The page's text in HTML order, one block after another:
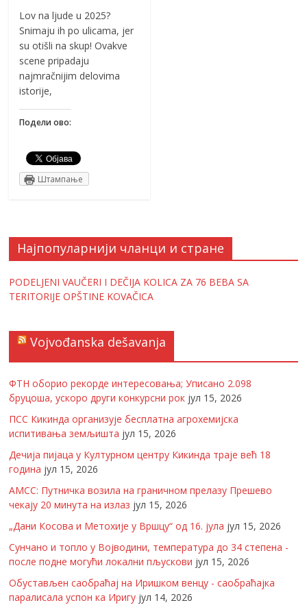
Lov na ljude u 2025?
Snimaju ih po ulicama, jer
su otišli na skup! Ovakve
scene pripadaju
najmračnijim delovima
istorije,
Подели ово:
Штампање
Најпопуларнији чланци и стране
PODELJENI VAUČERI I DEČIJA KOLICA ZA 76 BEBA SA
TERITORIJE OPŠTINE KOVAČICA
Vojvođanska dešavanja
ФТН оборио рекорде интересовања; Уписано 2.098
бруцоша, ускоро други конкурсни рок јул 15, 2026
ПСС Кикинда организује бесплатна агрохемијска
испитивања земљишта јул 15, 2026
Дечија пијаца у Културном центру Кикинда траје већ 18
година јул 15, 2026
АМСС: Путничка возила на граничном прелазу Прешево
чекају 20 минута на излаз јул 15, 2026
„Дани Косова и Метохије у Вршцу“ од 16. јула јул 15, 2026
Сунчано и топло у Војводини, температура до 34 степена -
после подне могући локални пљускови јул 15, 2026
Обустављен саобраћај на Иришком венцу - саобраћајка
паралисала успон ка Иригу јул 14, 2026